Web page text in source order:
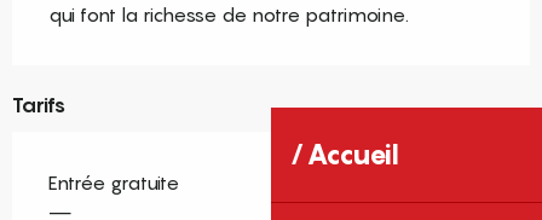
Accueil
qui font la richesse de notre patrimoine.
Tarifs
Entrée gratuite
—